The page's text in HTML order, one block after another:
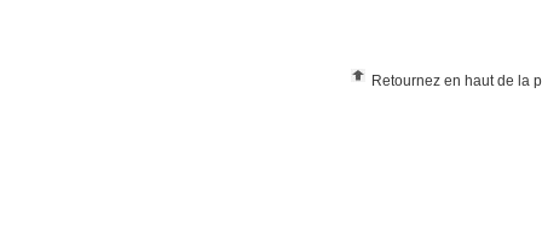
Retournez en haut de la